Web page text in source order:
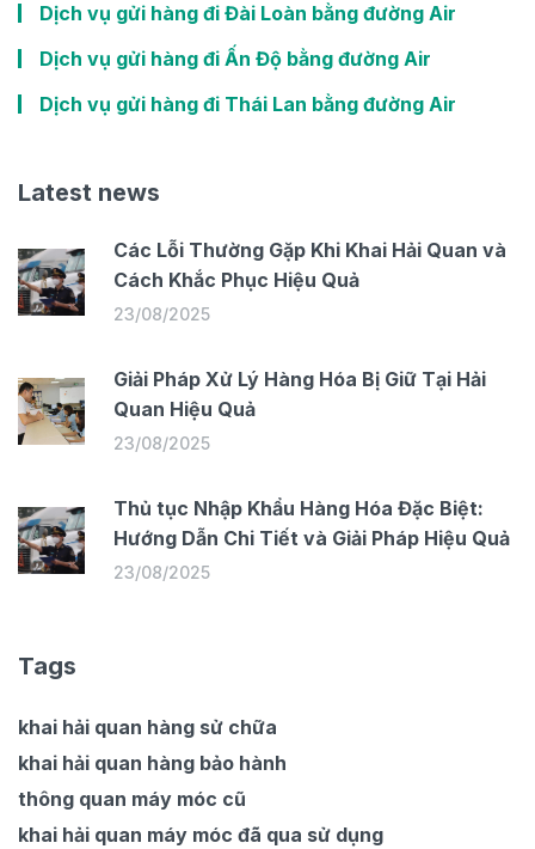
Dịch vụ gửi hàng đi Đài Loàn bằng đường Air
Dịch vụ gửi hàng đi Ấn Độ bằng đường Air
Dịch vụ gửi hàng đi Thái Lan bằng đường Air
Latest news
Các Lỗi Thường Gặp Khi Khai Hải Quan và
Cách Khắc Phục Hiệu Quả
23/08/2025
Giải Pháp Xử Lý Hàng Hóa Bị Giữ Tại Hải
Quan Hiệu Quả
23/08/2025
Thủ tục Nhập Khẩu Hàng Hóa Đặc Biệt:
Hướng Dẫn Chi Tiết và Giải Pháp Hiệu Quả
23/08/2025
Tags
khai hải quan hàng sử chữa
khai hải quan hàng bảo hành
thông quan máy móc cũ
khai hải quan máy móc đã qua sử dụng